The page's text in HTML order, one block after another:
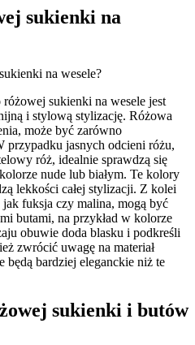
sukienki na
sukienki na wesele jest
i stylową stylizację. Różowa
może być zarówno
przypadku jasnych odcieni różu,
róż, idealnie sprawdzą się
nude lub białym. Te kolory
lekkości całej stylizacji. Z kolei
fuksja czy malina, mogą być
butami, na przykład w kolorze
obuwie doda blasku i podkreśli
zwrócić uwagę na materiał
będą bardziej eleganckie niż te
sukienki i butów